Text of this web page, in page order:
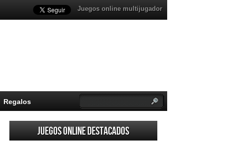
Juegos online multijugador
Regalos
Juegos online destacados